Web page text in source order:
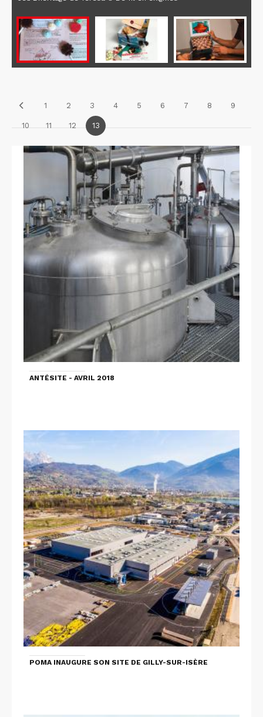
1 2 3 4 5 6 7 8 9
10 11 12 13
ANTÉSITE - AVRIL 2018
POMA INAUGURE SON SITE DE GILLY-SUR-ISÈRE